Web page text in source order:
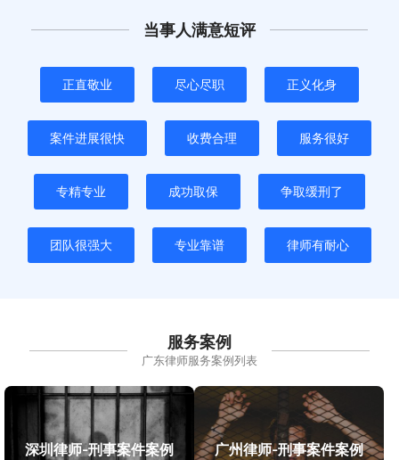
当事人满意短评
正直敬业 尽心尽职 正义化身
案件进展很快 收费合理 服务很好
专精专业 成功取保 争取缓刑了
团队很强大 专业靠谱 律师有耐心
服务案例
广东律师服务案例列表
深圳律师-刑事案件案例 广州律师-刑事案件案例